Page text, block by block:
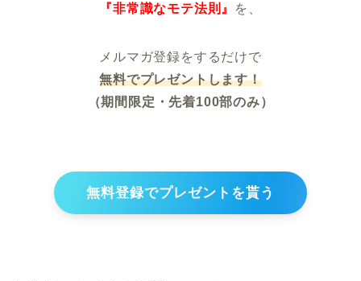
『非常識なモテ法則』
を、
メルマガ登録をするだけで
無料でプレゼントします！
（期間限定・先着100部のみ）
無料登録でプレゼントを貰う